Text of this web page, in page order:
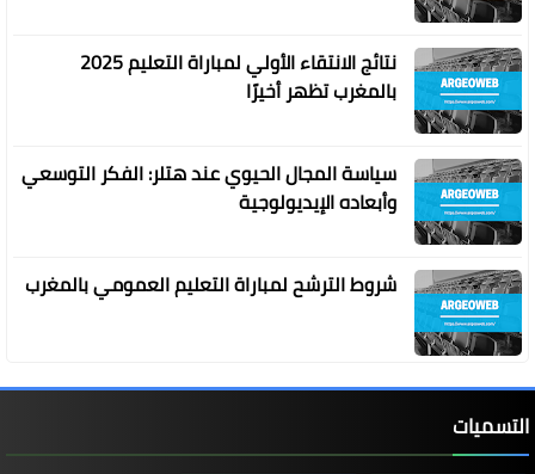
نتائج الانتقاء الأولي لمباراة التعليم 2025
بالمغرب تظهر أخيرًا
سياسة المجال الحيوي عند هتلر: الفكر التوسعي
وأبعاده الإيديولوجية
شروط الترشح لمباراة التعليم العمومي بالمغرب
التسميات